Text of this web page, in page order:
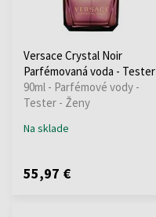
Versace Crystal Noir
Parfémovaná voda - Tester
90ml - Parfémové vody -
Tester - Ženy
Na sklade
55,97 €